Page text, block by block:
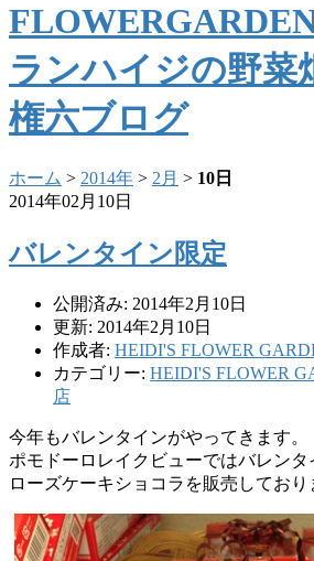
ランハイジの野菜
権六ブログ
ホーム > 2014年 > 2月 > 10日
2014年02月10日
バレンタイン限定
公開済み: 2014年2月10日
更新: 2014年2月10日
作成者: HEIDI'S FLOWER
カテゴリー: HEIDI'S FLOWER
店
今年もバレンタインがやってきます。
ポモドーロレイクビューではバレン
ローズケーキショコラを販売しており